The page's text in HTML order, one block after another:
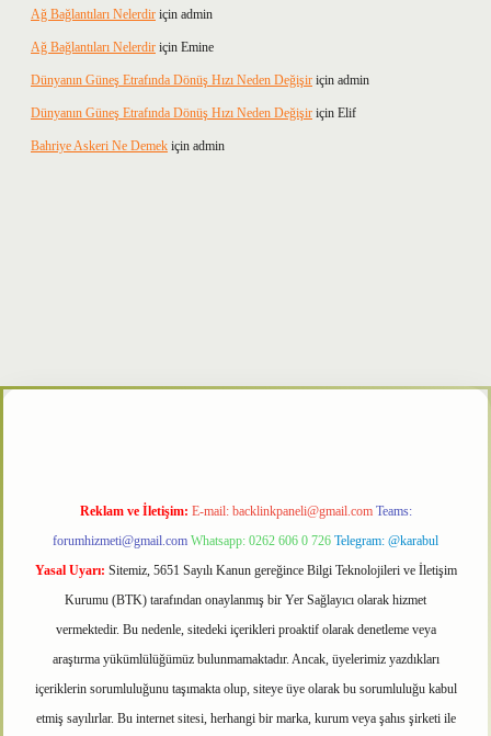
Ağ Bağlantıları Nelerdir için admin
Ağ Bağlantıları Nelerdir için Emine
Dünyanın Güneş Etrafında Dönüş Hızı Neden Değişir için admin
Dünyanın Güneş Etrafında Dönüş Hızı Neden Değişir için Elif
Bahriye Askeri Ne Demek için admin
Reklam ve İletişim: E-mail: backlinkpaneli@gmail.com Teams:
forumhizmeti@gmail.com Whatsapp: 0262 606 0 726 Telegram: @karabul
Yasal Uyarı: Sitemiz, 5651 Sayılı Kanun gereğince Bilgi Teknolojileri ve İletişim
Kurumu (BTK) tarafından onaylanmış bir Yer Sağlayıcı olarak hizmet
vermektedir. Bu nedenle, sitedeki içerikleri proaktif olarak denetleme veya
araştırma yükümlülüğümüz bulunmamaktadır. Ancak, üyelerimiz yazdıkları
içeriklerin sorumluluğunu taşımakta olup, siteye üye olarak bu sorumluluğu kabul
etmiş sayılırlar. Bu internet sitesi, herhangi bir marka, kurum veya şahıs şirketi ile